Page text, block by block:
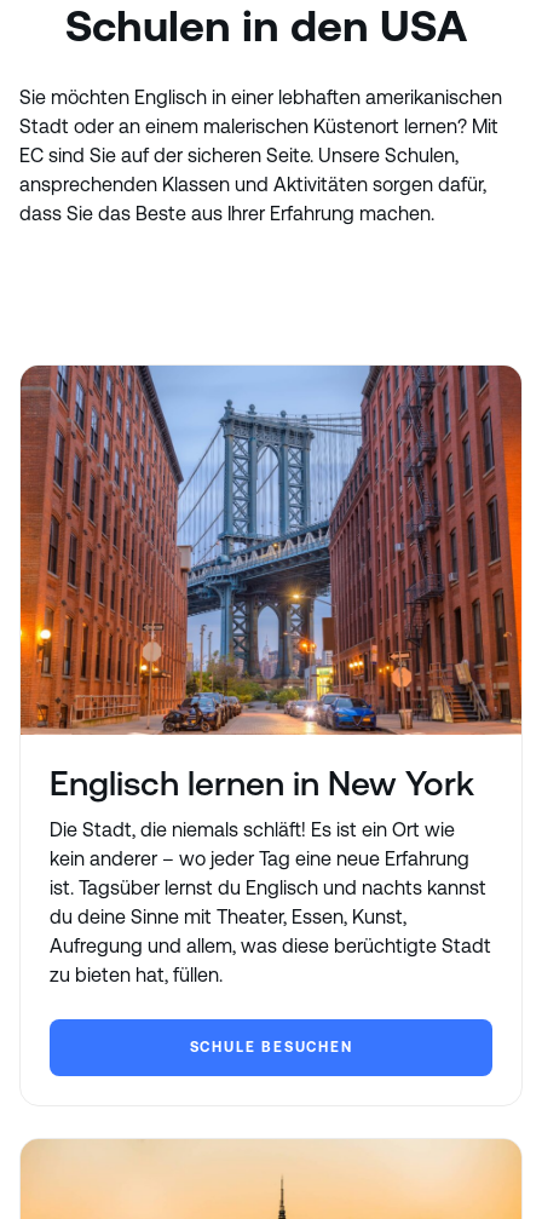
Schulen in den USA
Sie möchten Englisch in einer lebhaften amerikanischen
Stadt oder an einem malerischen Küstenort lernen? Mit
EC sind Sie auf der sicheren Seite. Unsere Schulen,
ansprechenden Klassen und Aktivitäten sorgen dafür,
dass Sie das Beste aus Ihrer Erfahrung machen.
Englisch lernen in New York
Die Stadt, die niemals schläft! Es ist ein Ort wie
kein anderer – wo jeder Tag eine neue Erfahrung
ist. Tagsüber lernst du Englisch und nachts kannst
du deine Sinne mit Theater, Essen, Kunst,
Aufregung und allem, was diese berüchtigte Stadt
zu bieten hat, füllen.
SCHULE BESUCHEN